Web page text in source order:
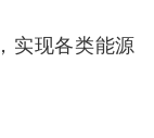
实现各类能源